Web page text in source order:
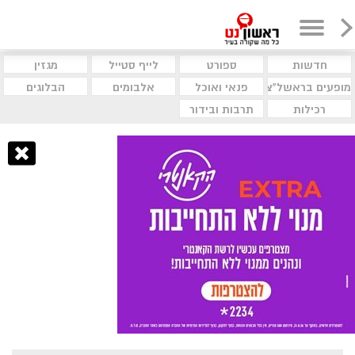
חדשות ספורט לייף סטייל
מגזין
מופעים בראשל"צ
פנאי ואוכל אלבומים
הבלוגים
רכילות
תרבות ובידור